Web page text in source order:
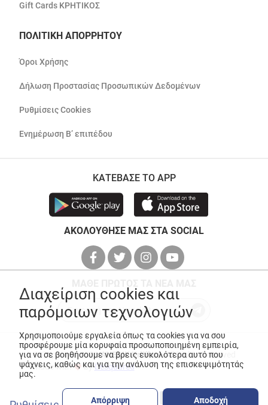
Gift Cards ΚΡΗΤΙΚΟΣ
ΠΟΛΙΤΙΚΗ ΑΠΟΡΡΗΤΟΥ
Όροι Χρήσης
Δήλωση Προστασίας Προσωπικών Δεδομένων
Ρυθμίσεις Cookies
Ενημέρωση Β’ επιπέδου
ΚΑΤΕΒΑΣΕ ΤΟ APP
ΑΚΟΛΟΥΘΗΣΕ ΜΑΣ ΣΤΑ SOCIAL
© Copyright 2026ANEDIK Kritikos. All Rights Reserved
Made with
byDesquared
Διαχείριση cookies και
παρόμοιων τεχνολογιών
Χρησιμοποιούμε εργαλεία όπως τα cookies για να σου
προσφέρουμε μία κορυφαία προσωποποιημένη εμπειρία,
για να σε βοηθήσουμε να βρεις ευκολότερα αυτό που
ψάχνεις, καθώς και για την ανάλυση της επισκεψιμότητάς
μας.
Απόρριψη Αποδοχή